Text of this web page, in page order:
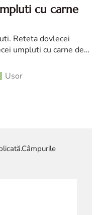
cu carne
Reteta dovlecei
umpluti cu carne de
Usor
Câmpurile